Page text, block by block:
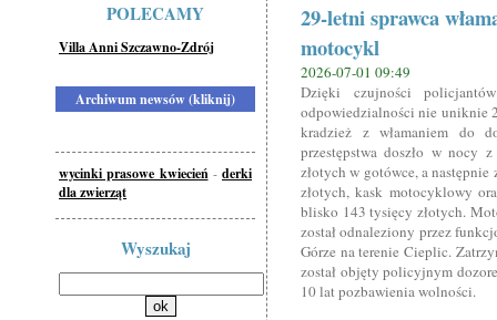
POLECAMY
Villa Anni Szczawno-Zdrój
Archiwum newsów (kliknij)
wycinki prasowe kwiecień - derki
dla zwierząt
Wyszukaj
29-letni sprawca
motocykl
2026-07-01 09:49
Dzięki czujności
odpowiedzialności nie uniknie
kradzież z włamaniem do
przestępstwa doszło w nocy
złotych w gotówce, a
złotych, kask motocyklowy
blisko 143 tysięcy złotych.
został odnaleziony przez
Górze na terenie Cieplic.
został objęty policyjnym
10 lat pozbawienia wolności.